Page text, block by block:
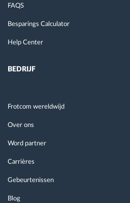
FAQS
Besparings Calculator
Help Center
BEDRIJF
Frotcom wereldwijd
Over ons
Word partner
Carrières
Gebeurtenissen
Blog